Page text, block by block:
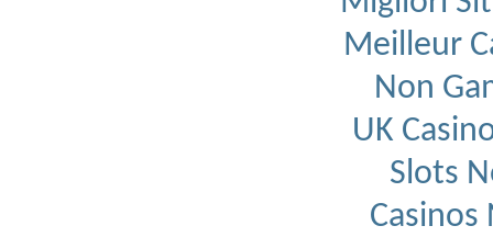
Meilleur
Non
UK
Slots